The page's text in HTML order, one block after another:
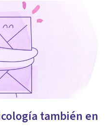
también en